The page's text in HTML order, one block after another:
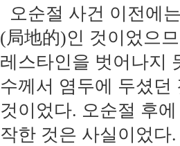
오순절 사건 이전에
(局地的)인 것이었으
레스타인을 벗어나지
수께서 염두에 두셨던
것이었다. 오순절 후
작한 것은 사실이었다